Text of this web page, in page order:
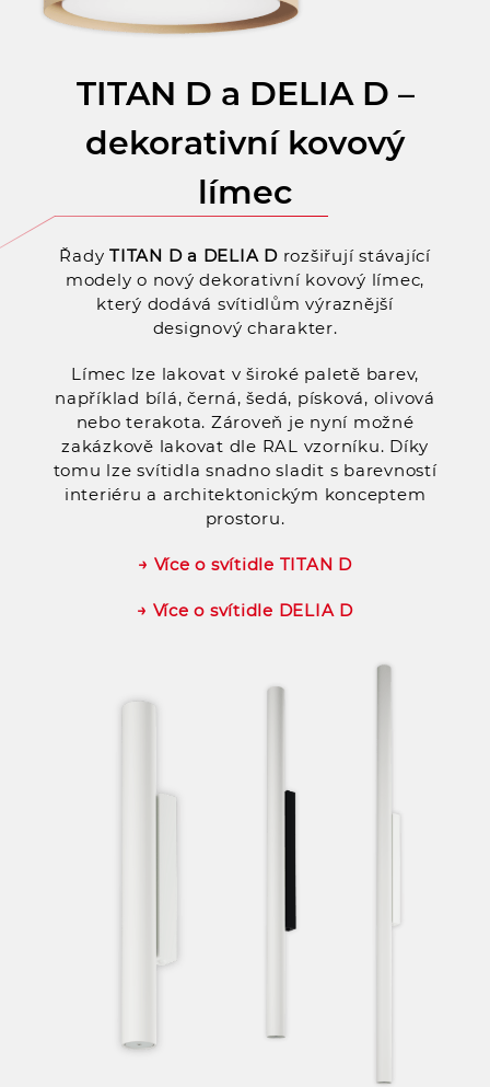
TITAN D a DELIA D –
dekorativní kovový
límec
Řady TITAN D a DELIA Drozšiřují stávající
modely o nový dekorativní kovový límec,
který dodává svítidlům výraznější
designový charakter.
Límec lze lakovat v široké paletě barev,
například bílá, černá, šedá, písková, olivová
nebo terakota. Zároveň je nyní možné
zakázkově lakovat dle RAL vzorníku. Díky
tomu lze svítidla snadno sladit s barevností
interiéru a architektonickým konceptem
prostoru.
→ Více o svítidle TITAN D
→ Více o svítidle DELIA D